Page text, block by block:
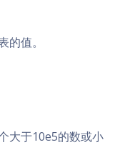
值。
大于10e5的数或小